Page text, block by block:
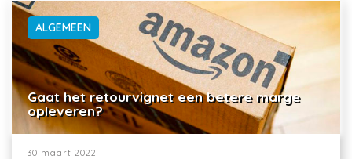
ALGEMEEN
Gaat het retourvignet een betere marge
opleveren?
30 maart 2022